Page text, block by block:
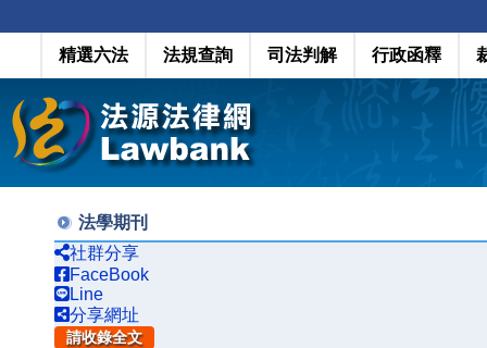
精選六法 法規查詢 司法判解 行政函釋
法學期刊
社群分享
FaceBook
Line
分享網址
請收錄全文